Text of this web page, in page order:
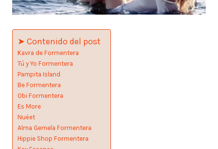
➤ Contenido del post
Kavra de Formentera
Tú y Yo Formentera
Pampita Island
Be Formentera
Obi Formentera
Es More
Nuëet
Alma Gemela Formentera
Hippie Shop Formentera